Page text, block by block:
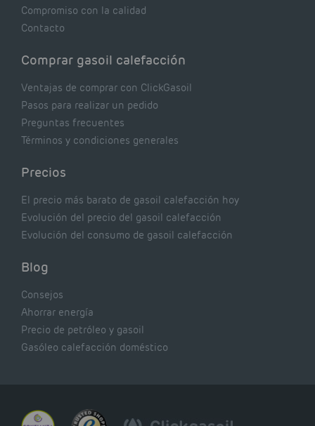
Compromiso con la calidad
Contacto
Comprar gasoil calefacción
Ventajas de comprar con ClickGasoil
Pasos para realizar un pedido
Preguntas frecuentes
Términos y condiciones generales
Precios
El precio más barato de gasoil calefacción hoy
Evolución del precio del gasoil calefacción
Evolución del consumo de gasoil calefacción
Blog
Consejos
Ahorrar energía
Precio de petróleo y gasoil
Gasóleo calefacción doméstico